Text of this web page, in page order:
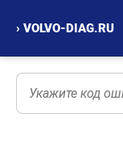
› VOLVO-DIAG.RU